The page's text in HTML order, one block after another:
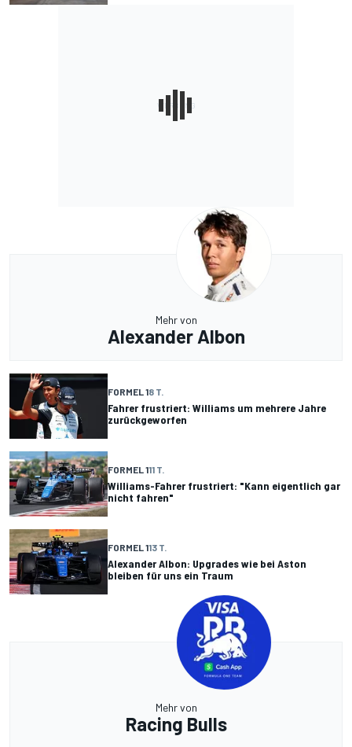
Mehr von
Alexander Albon
FORMEL 18 T.
Fahrer frustriert: Williams um mehrere Jahre
zurückgeworfen
FORMEL 111 T.
Williams-Fahrer frustriert: "Kann eigentlich gar
nicht fahren"
FORMEL 113 T.
Alexander Albon: Upgrades wie bei Aston
bleiben für uns ein Traum
Mehr von
Racing Bulls